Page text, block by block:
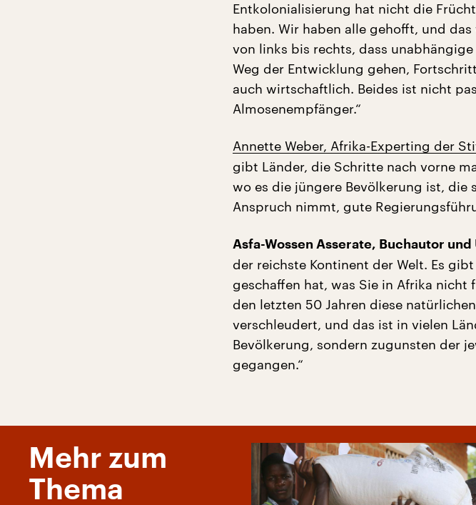
Entkolonialisierung hat nicht die
haben. Wir haben alle gehofft, und
von links bis rechts, dass
Weg der Entwicklung gehen,
auch wirtschaftlich. Beides ist nicht
Almosenempfänger.“
Annette Weber, Afrika-Experting der
gibt Länder, die Schritte nach vorne
wo es die jüngere Bevölkerung ist, die
Anspruch nimmt, gute
Asfa-Wossen Asserate, Buchautor
der reichste Kontinent der Welt. Es
geschaffen hat, was Sie in Afrika
den letzten 50 Jahren diese
verschleudert, und das ist in vielen
Bevölkerung, sondern zugunsten der
gegangen.“
Mehr zum
Thema